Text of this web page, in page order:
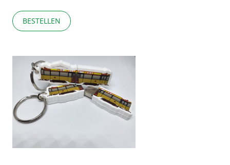
BESTELLEN